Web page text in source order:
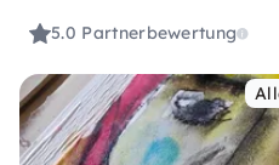
5.0 Partnerbewertung